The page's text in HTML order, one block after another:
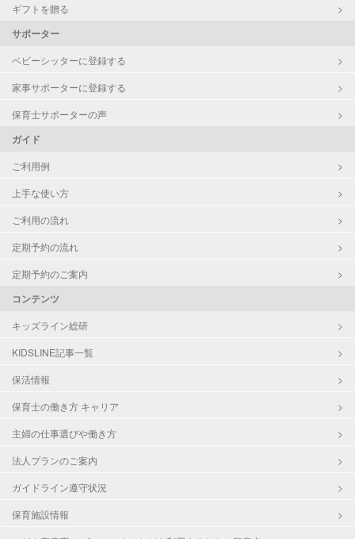
ギフトを贈る
サポーター
ベビーシッターに登録する
家事サポーターに登録する
保育士サポーターの声
ガイド
ご利用例
上手な使い方
ご利用の流れ
定期予約の流れ
定期予約のご案内
コンテンツ
キッズライン総研
KIDSLINE記事一覧
保活情報
保育士の働き方 キャリア
主婦の仕事選びや働き方
法人プランのご案内
ガイドライン遵守状況
保育施設情報